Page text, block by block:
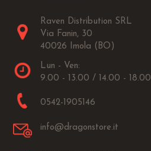
Raven Distribution SRL
Via Fanin, 30
40026 Imola (BO)
Lun - Ven:
9.00 - 13.00 / 14.00 - 18.00
0542-1905146
info@dragonstore.it